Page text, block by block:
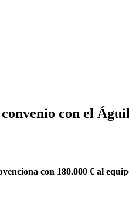
con el
con 180.000 € al